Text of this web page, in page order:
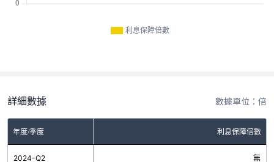
利息保障倍數
詳細數據 數據單位：倍
年度/季度 利息保障倍數
2024-Q2 無